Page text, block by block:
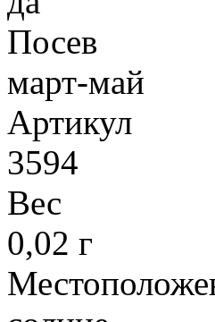
Посев
март-май
Артикул
3594
Вес
0,02 г